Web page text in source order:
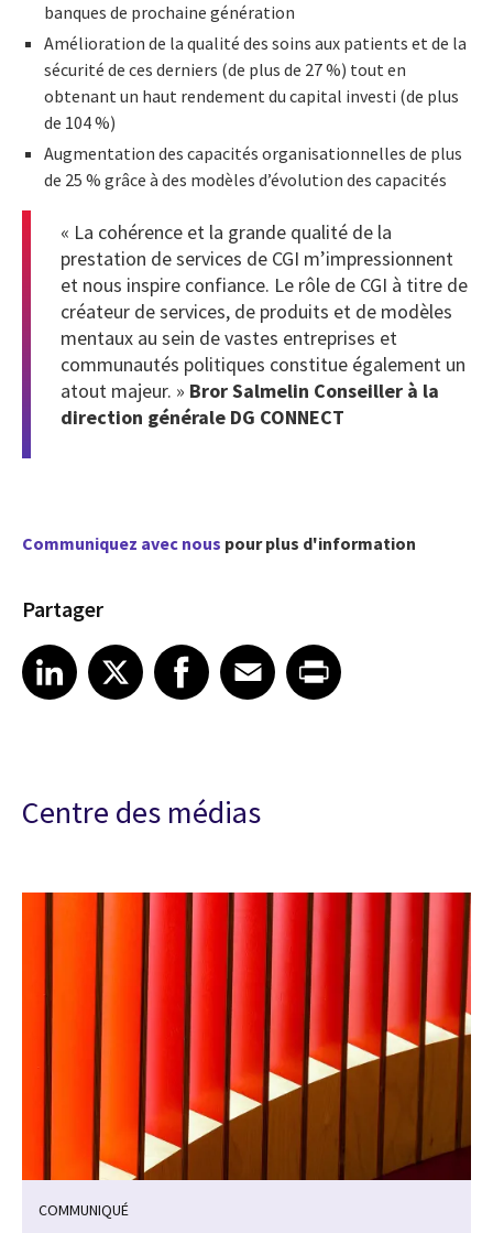
banques de prochaine génération
Amélioration de la qualité des soins aux patients et de la
sécurité de ces derniers (de plus de 27 %) tout en
obtenant un haut rendement du capital investi (de plus
de 104 %)
Augmentation des capacités organisationnelles de plus
de 25 % grâce à des modèles d’évolution des capacités
« La cohérence et la grande qualité de la
prestation de services de CGI m’impressionnent
et nous inspire confiance. Le rôle de CGI à titre de
créateur de services, de produits et de modèles
mentaux au sein de vastes entreprises et
communautés politiques constitue également un
atout majeur. » Bror Salmelin Conseiller à la
direction générale DG CONNECT
Communiquez avec nous pour plus d'information
Partager
Share article on LinkedIn
LinkedIn
Share article on XShare article on Facebook
Facebook
Share article on Email
EmailShare article on Print
Centre des médias
COMMUNIQUÉ